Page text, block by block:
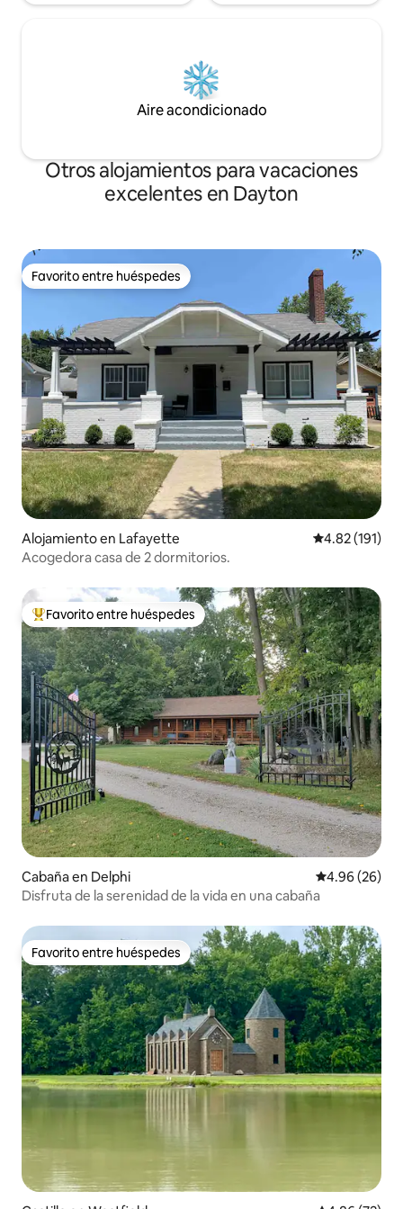
Aire acondicionado
Otros alojamientos para vacaciones
excelentes en Dayton
Favorito entre huéspedes
Favorito entre huéspedes
Alojamiento en Lafayette Calificación
4.82 (191)
Acogedora casa de 2 dormitorios.
Favorito entre huéspedes preferido
Favorito entre huéspedes
Cabaña en Delphi Calificación
4.96 (26)
Disfruta de la serenidad de la vida en una cabaña
Favorito entre huéspedes
Favorito entre huéspedes